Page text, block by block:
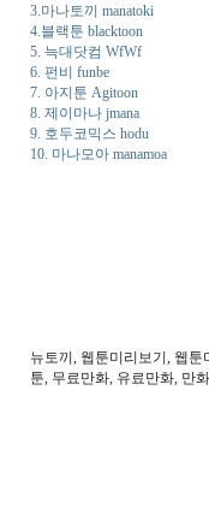
3.마나토끼 manatoki
4.블랙툰 blacktoon
5. 늑대닷컴 WfWf
6. 펀비 funbe
7. 아지툰 Agitoon
8. 제이마나 jmana
9. 호두코믹스 hodu
10. 마나모아 manamoa
뉴토끼, 웹툰미리보기, 웹
툰, 무료만화, 유료만화, 만